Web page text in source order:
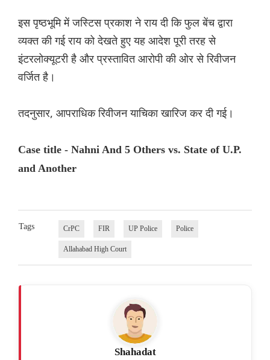
इस पृष्ठभूमि में जस्टिस प्रकाश ने राय दी कि फुल बेंच द्वारा
व्यक्त की गई राय को देखते हुए यह आदेश पूरी तरह से
इंटरलोक्यूटरी है और प्रस्तावित आरोपी की ओर से रिवीजन
वर्जित है।
तदनुसार, आपराधिक रिवीजन याचिका खारिज कर दी गई।
Case title - Nahni And 5 Others vs. State of U.P.
and Another
Tags CrPC FIR UP Police Police
Allahabad High Court
Shahadat